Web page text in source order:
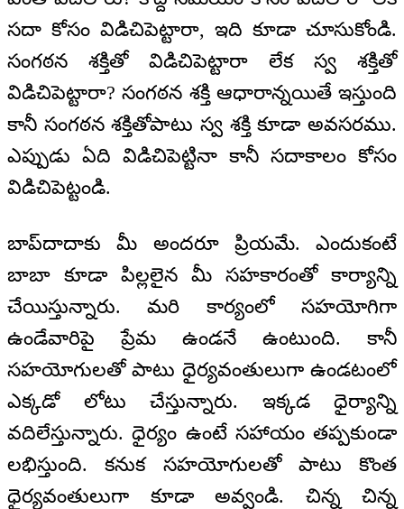
సదా కోసం విడిచిపెట్టారా, ఇది కూడా చూసుకోండి.
సంగఠన శక్తితో విడిచిపెట్టారా లేక స్వ శక్తితో
విడిచిపెట్టారా? సంగఠన శక్తి ఆధారాన్నయితే ఇస్తుంది
కానీ సంగఠన శక్తితోపాటు స్వ శక్తి కూడా అవసరము.
ఎప్పుడు ఏది విడిచిపెట్టినా కానీ సదాకాలం కోసం
విడిచిపెట్టండి.
బాప్‌దాదాకు మీ అందరూ ప్రియమే. ఎందుకంటే
బాబా కూడా పిల్లలైన మీ సహకారంతో కార్యాన్ని
చేయిస్తున్నారు. మరి కార్యంలో సహయోగిగా
ఉండేవారిపై ప్రేమ ఉండనే ఉంటుంది. కానీ
సహయోగులతో పాటు ధైర్యవంతులుగా ఉండటంలో
ఎక్కడో లోటు చేస్తున్నారు. ఇక్కడ ధైర్యాన్ని
వదిలేస్తున్నారు. ధైర్యం ఉంటే సహాయం తప్పకుండా
లభిస్తుంది. కనుక సహయోగులతో పాటు కొంత
ధైర్యవంతులుగా కూడా అవ్వండి. చిన్న చిన్న